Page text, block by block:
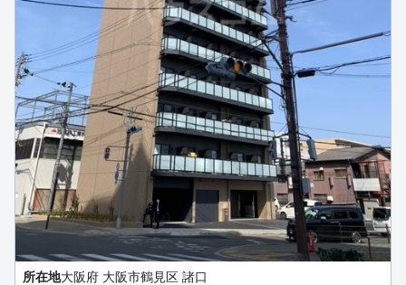
所在地大阪府 大阪市鶴見区 諸口